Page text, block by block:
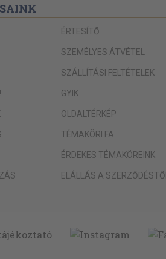
ÉRTESÍTŐ
SZEMÉLYES ÁTVÉTEL
SZÁLLÍTÁSI FELTÉTELEK
GYIK
OLDALTÉRKÉP
TÉMAKÖRI FA
ÉRDEKES TÉMAKÖREINK
ELÁLLÁS A SZERZŐDÉSTŐL